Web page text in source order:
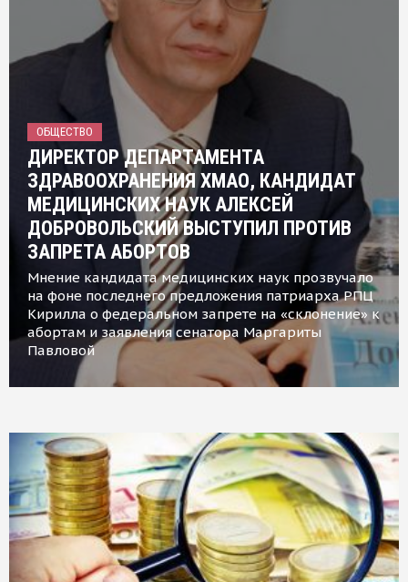
ОБЩЕСТВО
ДИРЕКТОР ДЕПАРТАМЕНТА
ЗДРАВООХРАНЕНИЯ ХМАО, КАНДИДАТ
МЕДИЦИНСКИХ НАУК АЛЕКСЕЙ
ДОБРОВОЛЬСКИЙ ВЫСТУПИЛ ПРОТИВ
ЗАПРЕТА АБОРТОВ
Мнение кандидата медицинских наук прозвучало
на фоне последнего предложения патриарха РПЦ
Кирилла о федеральном запрете на «склонение» к
абортам и заявления сенатора Маргариты
Павловой